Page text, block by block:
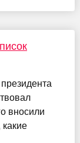
вносили